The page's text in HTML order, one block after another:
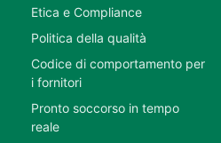
Etica e Compliance
Politica della qualità
Codice di comportamento per
i fornitori
Pronto soccorso in tempo
reale